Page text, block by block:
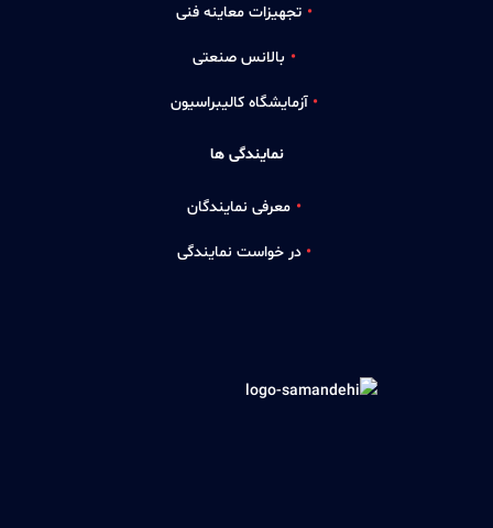
تجهیزات معاینه فنی
بالانس صنعتی
آزمایشگاه کالیبراسیون
نمایندگی ها
معرفی نمایندگان
در خواست نمایندگی